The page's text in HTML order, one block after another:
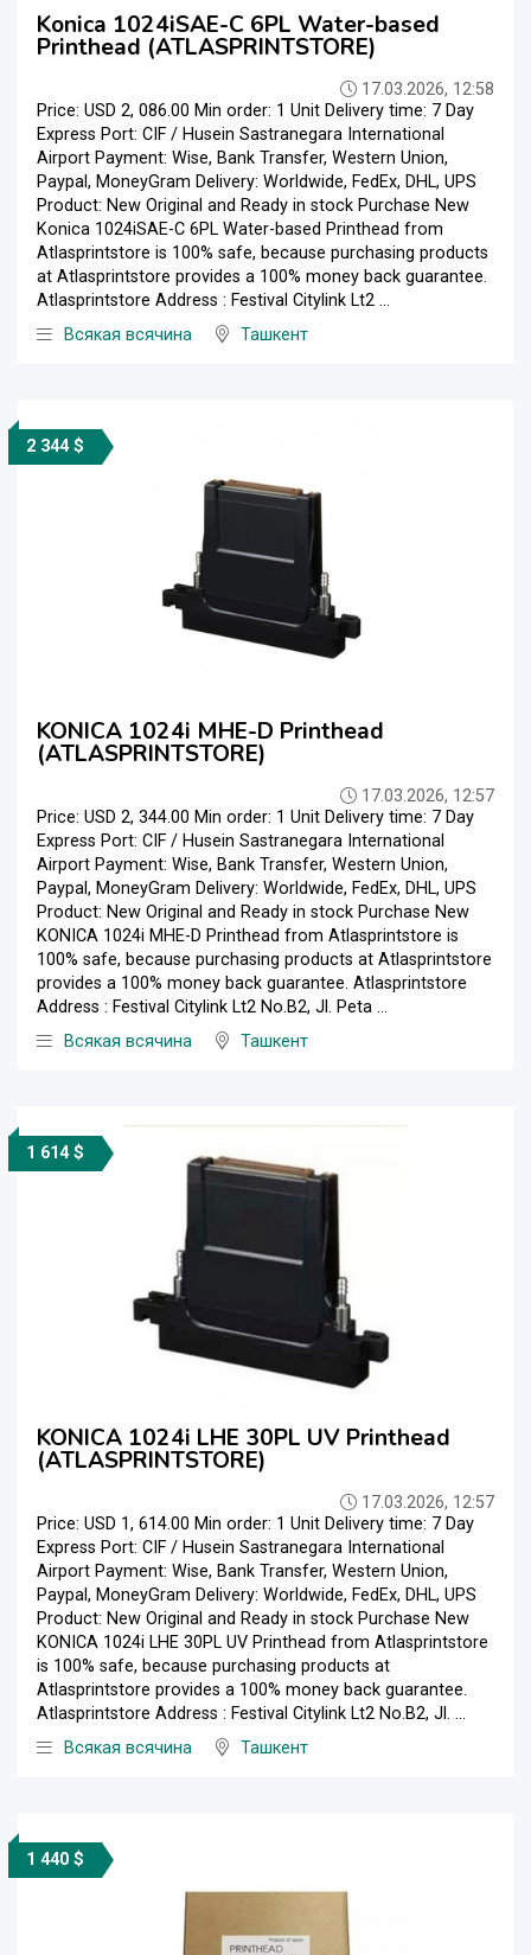
Konica 1024iSAE-C 6PL Water-based
Printhead (ATLASPRINTSTORE)
17.03.2026, 12:58
Price: USD 2, 086.00 Min order: 1 Unit Delivery time: 7 Day
Express Port: CIF / Husein Sastranegara International
Airport Payment: Wise, Bank Transfer, Western Union,
Paypal, MoneyGram Delivery: Worldwide, FedEx, DHL, UPS
Product: New Original and Ready in stock Purchase New
Konica 1024iSAE-C 6PL Water-based Printhead from
Atlasprintstore is 100% safe, because purchasing products
at Atlasprintstore provides a 100% money back guarantee.
Atlasprintstore Address : Festival Citylink Lt2 ...
Всякая всячина
Ташкент
2 344 $
KONICA 1024i MHE-D Printhead
(ATLASPRINTSTORE)
17.03.2026, 12:57
Price: USD 2, 344.00 Min order: 1 Unit Delivery time: 7 Day
Express Port: CIF / Husein Sastranegara International
Airport Payment: Wise, Bank Transfer, Western Union,
Paypal, MoneyGram Delivery: Worldwide, FedEx, DHL, UPS
Product: New Original and Ready in stock Purchase New
KONICA 1024i MHE-D Printhead from Atlasprintstore is
100% safe, because purchasing products at Atlasprintstore
provides a 100% money back guarantee. Atlasprintstore
Address : Festival Citylink Lt2 No.B2, Jl. Peta ...
Всякая всячина
Ташкент
1 614 $
KONICA 1024i LHE 30PL UV Printhead
(ATLASPRINTSTORE)
17.03.2026, 12:57
Price: USD 1, 614.00 Min order: 1 Unit Delivery time: 7 Day
Express Port: CIF / Husein Sastranegara International
Airport Payment: Wise, Bank Transfer, Western Union,
Paypal, MoneyGram Delivery: Worldwide, FedEx, DHL, UPS
Product: New Original and Ready in stock Purchase New
KONICA 1024i LHE 30PL UV Printhead from Atlasprintstore
is 100% safe, because purchasing products at
Atlasprintstore provides a 100% money back guarantee.
Atlasprintstore Address : Festival Citylink Lt2 No.B2, Jl. ...
Всякая всячина
Ташкент
1 440 $